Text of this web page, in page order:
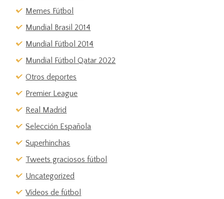
Memes Fútbol
Mundial Brasil 2014
Mundial Fútbol 2014
Mundial Fútbol Qatar 2022
Otros deportes
Premier League
Real Madrid
Selección Española
Superhinchas
Tweets graciosos fútbol
Uncategorized
Vídeos de fútbol